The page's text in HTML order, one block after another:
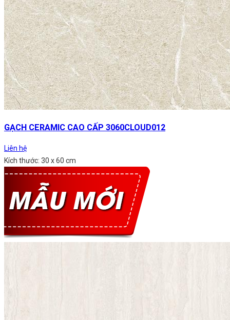
GẠCH CERAMIC CAO CẤP 3060CLOUD012
Liên hệ
Kích thước: 30 x 60 cm